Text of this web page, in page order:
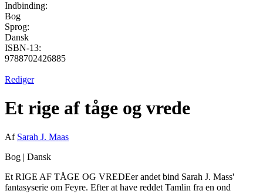
Indbinding:
Bog
Sprog:
Dansk
ISBN-13:
9788702426885
Rediger
Et rige af tåge og vrede
Af Sarah J. Maas
Bog | Dansk
Et RIGE AF TÅGE OG VREDEer andet bind Sarah J. Mass'
fantasyserie om Feyre. Efter at have reddet Tamlin fra en ond